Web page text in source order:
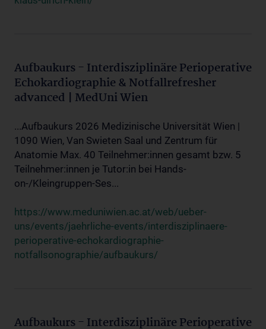
Aufbaukurs - Interdisziplinäre Perioperative
Echokardiographie & Notfallrefresher
advanced | MedUni Wien
...Aufbaukurs 2026 Medizinische Universität Wien |
1090 Wien, Van Swieten Saal und Zentrum für
Anatomie Max. 40 Teilnehmer:innen gesamt bzw. 5
Teilnehmer:innen je Tutor:in bei Hands-
on-/Kleingruppen-Ses...
https://www.meduniwien.ac.at/web/ueber-
uns/events/jaehrliche-events/interdisziplinaere-
perioperative-echokardiographie-
notfallsonographie/aufbaukurs/
Aufbaukurs - Interdisziplinäre Perioperative